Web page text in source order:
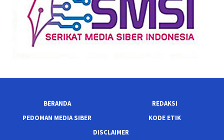
BERANDA
REDAKSI
PEDOMAN MEDIA SIBER
KODE ETIK
DISCLAIMER